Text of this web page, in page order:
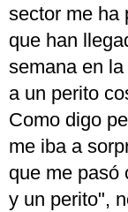
sector me ha
que han
semana en
a un perito
Como digo
me iba a
que me pasó
y un perito",